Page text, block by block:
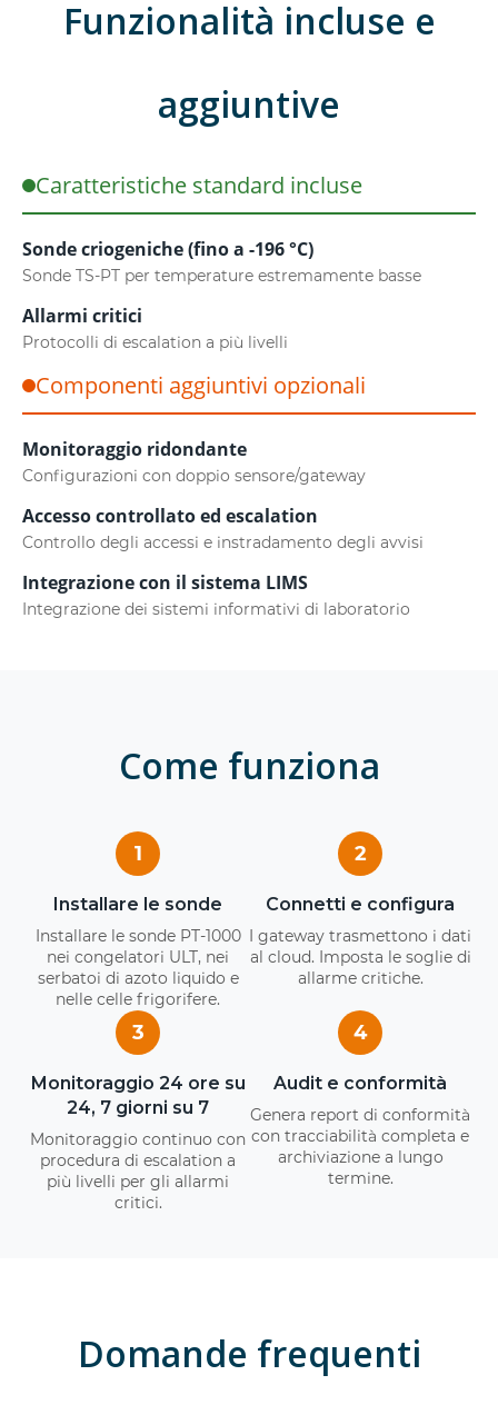
Funzionalità incluse e
aggiuntive
Caratteristiche standard incluse
Sonde criogeniche (fino a -196 °C)
Sonde TS-PT per temperature estremamente basse
Allarmi critici
Protocolli di escalation a più livelli
Componenti aggiuntivi opzionali
Monitoraggio ridondante
Configurazioni con doppio sensore/gateway
Accesso controllato ed escalation
Controllo degli accessi e instradamento degli avvisi
Integrazione con il sistema LIMS
Integrazione dei sistemi informativi di laboratorio
Come funziona
1
Installare le sonde
Installare le sonde PT-1000
nei congelatori ULT, nei
serbatoi di azoto liquido e
nelle celle frigorifere.
2
Connetti e configura
I gateway trasmettono i dati
al cloud. Imposta le soglie di
allarme critiche.
3
Monitoraggio 24 ore su
24, 7 giorni su 7
Monitoraggio continuo con
procedura di escalation a
più livelli per gli allarmi
critici.
4
Audit e conformità
Genera report di conformità
con tracciabilità completa e
archiviazione a lungo
termine.
Domande frequenti